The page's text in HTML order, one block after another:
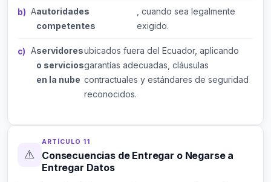
Aautoridades
competentes
, cuando sea legalmente
exigido.
Aservidores
o servicios
en la nube
ubicados fuera del Ecuador, aplicando
garantías adecuadas, cláusulas
contractuales y estándares de seguridad
reconocidos.
⚠️
ARTÍCULO 11
Consecuencias de Entregar o Negarse a
Entregar Datos